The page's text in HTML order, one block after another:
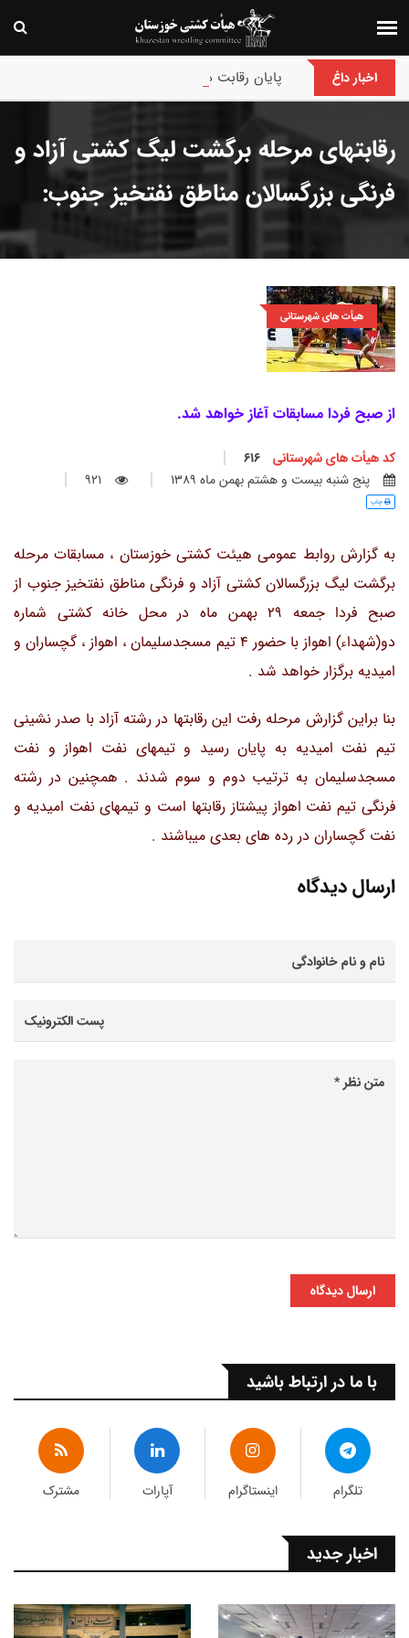
اخبار داغ پایان رقابت های بین‌المللی جام حسن گمیجی و
رقابتهای مرحله برگشت لیگ کشتی آزاد و
فرنگی بزرگسالان مناطق نفتخیز جنوب:
هیأت های شهرستانی
از صبح فردا مسابقات آغاز خواهد شد.
کد هیأت های شهرستانی
پنج شنبه بيست و هشتم بهمن ماه 1389
921
چاپ
به گزارش روابط عمومی هیئت کشتی خوزستان ، مسابقات مرحله
برگشت لیگ بزرگسالان کشتی آزاد و فرنگی مناطق نفتخیز جنوب از
صبح فردا جمعه 29 بهمن ماه در محل خانه کشتی شماره
دو(شهداء) اهواز با حضور 4 تیم مسجدسلیمان ، اهواز ، گچساران و
امیدیه برگزار خواهد شد .
بنا براین گزارش مرحله رفت این رقابتها در رشته آزاد با صدر نشینی
تیم نفت امیدیه به پایان رسید و تیمهای نفت اهواز و نفت
مسجدسلیمان به ترتیب دوم و سوم شدند . همچنین در رشته
فرنگی تیم نفت اهواز پیشتاز رقابتها است و تیمهای نفت امیدیه و
نفت گچساران در رده های بعدی میباشند .
ارسال دیدگاه
ارسال دیدگاه
با ما در ارتباط باشید
تلگرام اینستاگرام آپارات مشترک
اخبار جدید